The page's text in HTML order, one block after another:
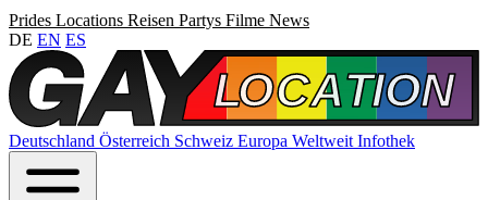
Prides Locations Reisen Partys Filme News
DE EN ES
Deutschland Österreich Schweiz Europa Weltweit Infothek